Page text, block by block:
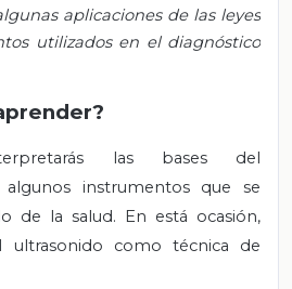
aplicaciones de las leyes
utilizados en el diagnóstico
las bases del
instrumentos que se
de la salud. En está ocasión,
ultrasonido como técnica de